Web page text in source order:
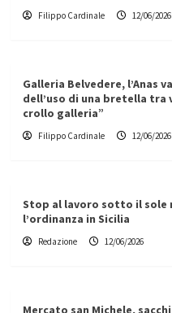
Filippo Cardinale 12/06/2026
Galleria Belvedere, l’Anas
dell’uso di una bretella tra
crollo galleria”
Filippo Cardinale 12/06/2026
Stop al lavoro sotto il sole
l’ordinanza in Sicilia
Redazione 12/06/2026
Mercato san Michele,